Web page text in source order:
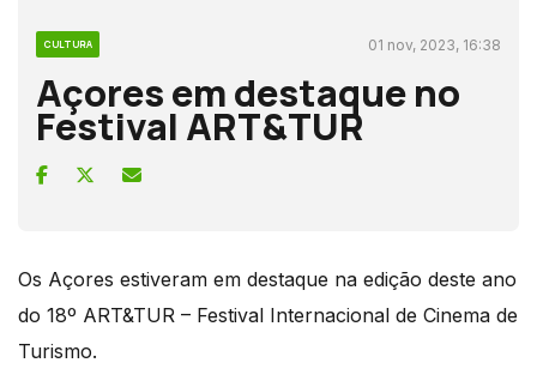
CULTURA 01 nov, 2023, 16:38
Açores em destaque no
Festival ART&TUR
Os Açores estiveram em destaque na edição deste ano
do 18º ART&TUR – Festival Internacional de Cinema de
Turismo.